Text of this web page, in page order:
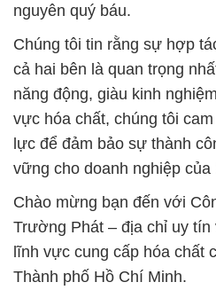
nguyên quý báu.
Chúng tôi tin rằng sự hợp
cả hai bên là quan trọng
năng động, giàu kinh
vực hóa chất, chúng tôi
lực để đảm bảo sự thành
vững cho doanh nghiệp của
Chào mừng bạn đến với
Trường Phát – địa chỉ uy tín
lĩnh vực cung cấp hóa chất
Thành phố Hồ Chí Minh.